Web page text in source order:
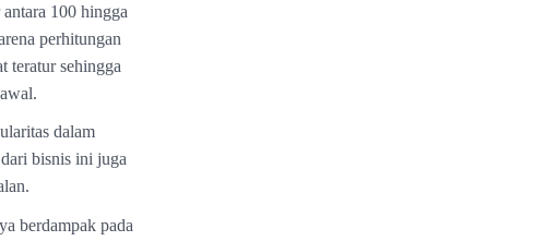
100 hingga
perhitungan
teratur sehingga
dalam
bisnis ini juga
berdampak pada